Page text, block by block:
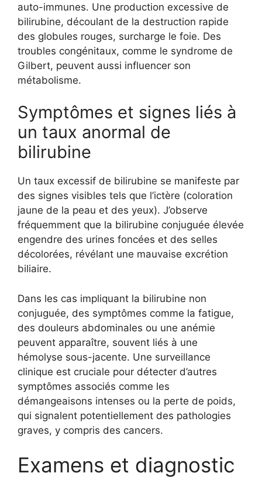
auto-immunes. Une production excessive de
bilirubine, découlant de la destruction rapide
des globules rouges, surcharge le foie. Des
troubles congénitaux, comme le syndrome de
Gilbert, peuvent aussi influencer son
métabolisme.
Symptômes et signes liés à
un taux anormal de
bilirubine
Un taux excessif de bilirubine se manifeste par
des signes visibles tels que l’ictère (coloration
jaune de la peau et des yeux). J’observe
fréquemment que la bilirubine conjuguée élevée
engendre des urines foncées et des selles
décolorées, révélant une mauvaise excrétion
biliaire.
Dans les cas impliquant la bilirubine non
conjuguée, des symptômes comme la fatigue,
des douleurs abdominales ou une anémie
peuvent apparaître, souvent liés à une
hémolyse sous-jacente. Une surveillance
clinique est cruciale pour détecter d’autres
symptômes associés comme les
démangeaisons intenses ou la perte de poids,
qui signalent potentiellement des pathologies
graves, y compris des cancers.
Examens et diagnostic